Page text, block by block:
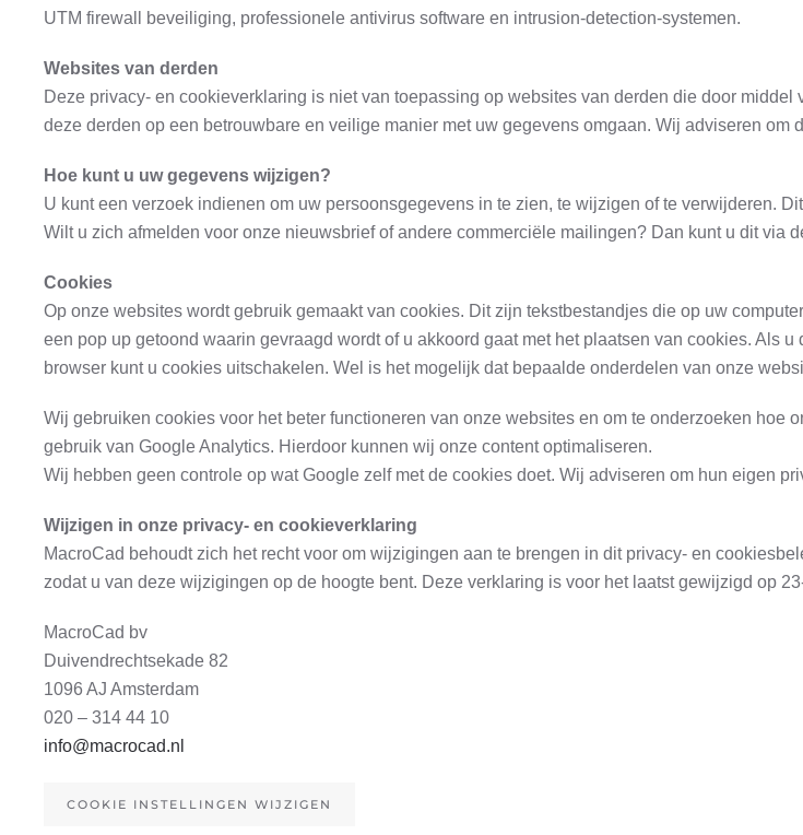
UTM firewall beveiliging, professionele antivirus software en intrusion-detection-systemen.
Websites van derden
Deze privacy- en cookieverklaring is niet van toepassing op websites van derden die door
deze derden op een betrouwbare en veilige manier met uw gegevens omgaan. Wij adviseren
Hoe kunt u uw gegevens wijzigen?
U kunt een verzoek indienen om uw persoonsgegevens in te zien, te wijzigen of te verwijderen.
Wilt u zich afmelden voor onze nieuwsbrief of andere commerciële mailingen? Dan kunt u dit via
Cookies
Op onze websites wordt gebruik gemaakt van cookies. Dit zijn tekstbestandjes die op uw
een pop up getoond waarin gevraagd wordt of u akkoord gaat met het plaatsen van cookies. Als
browser kunt u cookies uitschakelen. Wel is het mogelijk dat bepaalde onderdelen van onze
Wij gebruiken cookies voor het beter functioneren van onze websites en om te onderzoeken
gebruik van Google Analytics. Hierdoor kunnen wij onze content optimaliseren.
Wij hebben geen controle op wat Google zelf met de cookies doet. Wij adviseren om hun eigen
Wijzigen in onze privacy- en cookieverklaring
MacroCad behoudt zich het recht voor om wijzigingen aan te brengen in dit privacy- en
zodat u van deze wijzigingen op de hoogte bent. Deze verklaring is voor het laatst gewijzigd op
MacroCad bv
Duivendrechtsekade 82
1096 AJ Amsterdam
020 – 314 44 10
info@macrocad.nl
COOKIE INSTELLINGEN WIJZIGEN